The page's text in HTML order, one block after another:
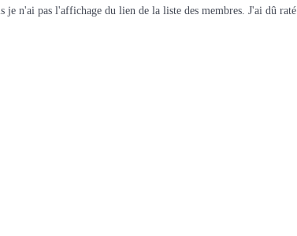
n'ai pas l'affichage du lien de la liste des membres. J'ai dû